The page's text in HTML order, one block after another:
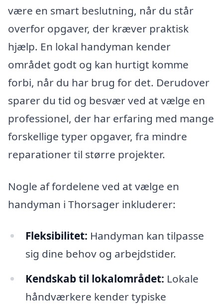
være en smart beslutning, når du står
overfor opgaver, der kræver praktisk
hjælp. En lokal handyman kender
området godt og kan hurtigt komme
forbi, når du har brug for det. Derudover
sparer du tid og besvær ved at vælge en
professionel, der har erfaring med mange
forskellige typer opgaver, fra mindre
reparationer til større projekter.
Nogle af fordelene ved at vælge en
handyman i Thorsager inkluderer:
Fleksibilitet: Handyman kan tilpasse
sig dine behov og arbejdstider.
Kendskab til lokalområdet: Lokale
håndværkere kender typiske